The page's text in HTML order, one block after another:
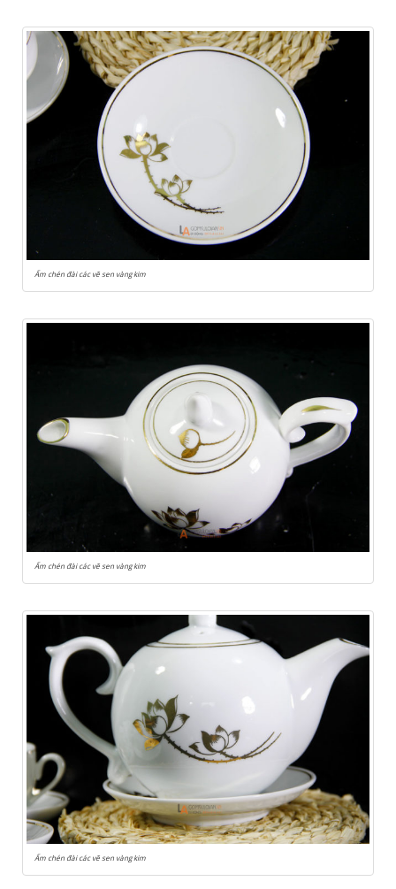
Ấm chén đài các vẽ sen vàng kim
Ấm chén đài các vẽ sen vàng kim
Ấm chén đài các vẽ sen vàng kim